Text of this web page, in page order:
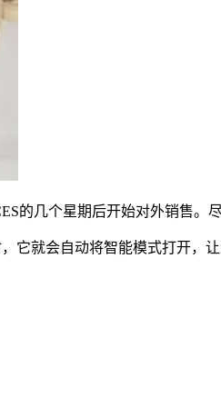
的几个星期后开始对外销售。
它就会自动将智能模式打开，